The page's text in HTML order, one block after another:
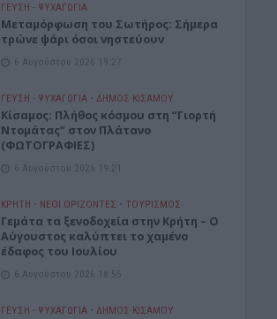
ΓΕΎΣΗ - ΨΥΧΑΓΩΓΊΑ
Μεταμόρφωση του Σωτήρος: Σήμερα
τρώνε ψάρι όσοι νηστεύουν
6 Αυγούστου 2026 19:27
ΓΕΎΣΗ - ΨΥΧΑΓΩΓΊΑ • ΔΉΜΟΣ ΚΙΣΆΜΟΥ
Κίσαμος: Πλήθος κόσμου στη “Γιορτή
Ντομάτας” στον Πλάτανο
(ΦΩΤΟΓΡΑΦΙΕΣ)
6 Αυγούστου 2026 19:21
ΚΡΗΤΗ • ΝΕΟΙ ΟΡΙΖΟΝΤΕΣ • ΤΟΥΡΙΣΜΟΣ
Γεμάτα τα ξενοδοχεία στην Κρήτη – Ο
Αύγουστος καλύπτει το χαμένο
έδαφος του Ιουλίου
6 Αυγούστου 2026 18:55
ΓΕΎΣΗ - ΨΥΧΑΓΩΓΊΑ • ΔΉΜΟΣ ΚΙΣΆΜΟΥ